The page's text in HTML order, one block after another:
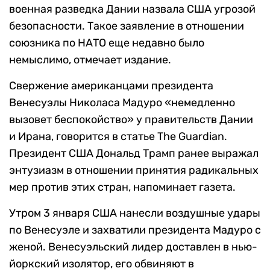
военная разведка Дании назвала США угрозой
безопасности. Такое заявление в отношении
союзника по НАТО еще недавно было
немыслимо, отмечает издание.
Свержение американцами президента
Венесуэлы Николаса Мадуро «немедленно
вызовет беспокойство» у правительств Дании
и Ирана, говорится в статье The Guardian.
Президент США Дональд Трамп ранее выражал
энтузиазм в отношении принятия радикальных
мер против этих стран, напоминает газета.
Утром 3 января США нанесли воздушные удары
по Венесуэле и захватили президента Мадуро с
женой. Венесуэльский лидер доставлен в нью-
йоркский изолятор, его обвиняют в